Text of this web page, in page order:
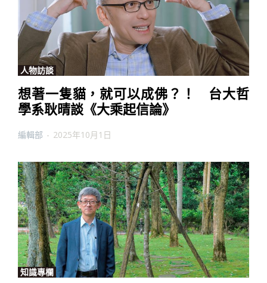
人物訪談
想著一隻貓，就可以成佛？！ 台大哲
學系耿晴談《大乘起信論》
編輯部 - 2025年10月1日
知識專欄